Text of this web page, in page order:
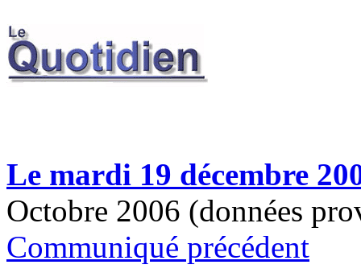
Le mardi 19 décembre
Octobre 2006 (données
Communiqué précédent